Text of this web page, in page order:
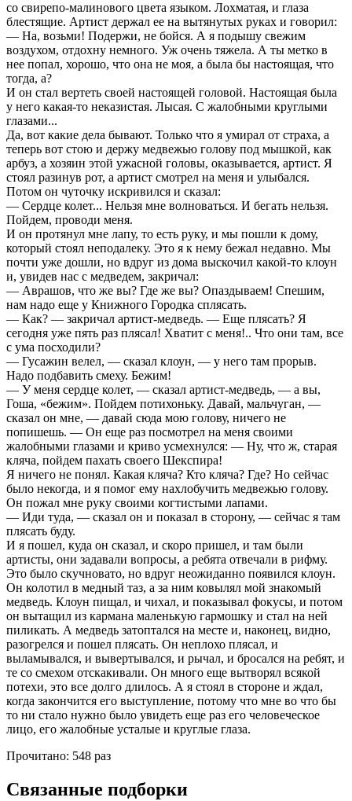
со свирепо-малинового цвета языком. Лохматая, и глаза
блестящие. Артист держал ее на вытянутых руках и говорил:
— На, возьми! Подержи, не бойся. А я подышу свежим
воздухом, отдохну немного. Уж очень тяжела. А ты метко в
нее попал, хорошо, что она не моя, а была бы настоящая, что
тогда, а?
И он стал вертеть своей настоящей головой. Настоящая была
у него какая-то неказистая. Лысая. С жалобными круглыми
глазами...
Да, вот какие дела бывают. Только что я умирал от страха, а
теперь вот стою и держу медвежью голову под мышкой, как
арбуз, а хозяин этой ужасной головы, оказывается, артист. Я
стоял разинув рот, а артист смотрел на меня и улыбался.
Потом он чуточку искривился и сказал:
— Сердце колет... Нельзя мне волноваться. И бегать нельзя.
Пойдем, проводи меня.
И он протянул мне лапу, то есть руку, и мы пошли к дому,
который стоял неподалеку. Это я к нему бежал недавно. Мы
почти уже дошли, но вдруг из дома выскочил какой-то клоун
и, увидев нас с медведем, закричал:
— Аврашов, что же вы? Где же вы? Опаздываем! Спешим,
нам надо еще у Книжного Городка сплясать.
— Как? — закричал артист-медведь. — Еще плясать? Я
сегодня уже пять раз плясал! Хватит с меня!.. Что они там, все
с ума посходили?
— Гусажин велел, — сказал клоун, — у него там прорыв.
Надо подбавить смеху. Бежим!
— У меня сердце колет, — сказал артист-медведь, — а вы,
Гоша, «бежим». Пойдем потихоньку. Давай, мальчуган, —
сказал он мне, — давай сюда мою голову, ничего не
попишешь. — Он еще раз посмотрел на меня своими
жалобными глазами и криво усмехнулся: — Ну, что ж, старая
кляча, пойдем пахать своего Шекспира!
Я ничего не понял. Какая кляча? Кто кляча? Где? Но сейчас
было некогда, и я помог ему нахлобучить медвежью голову.
Он пожал мне руку своими когтистыми лапами.
— Иди туда, — сказал он и показал в сторону, — сейчас я там
плясать буду.
И я пошел, куда он сказал, и скоро пришел, и там были
артисты, они задавали вопросы, а ребята отвечали в рифму.
Это было скучновато, но вдруг неожиданно появился клоун.
Он колотил в медный таз, а за ним ковылял мой знакомый
медведь. Клоун пищал, и чихал, и показывал фокусы, и потом
он вытащил из кармана маленькую гармошку и стал на ней
пиликать. А медведь затоптался на месте и, наконец, видно,
разогрелся и пошел плясать. Он неплохо плясал, и
выламывался, и вывертывался, и рычал, и бросался на ребят, и
те со смехом отскакивали. Он много еще вытворял всякой
потехи, это все долго длилось. А я стоял в стороне и ждал,
когда закончится его выступление, потому что мне во что бы
то ни стало нужно было увидеть еще раз его человеческое
лицо, его жалобные усталые и круглые глаза.
Прочитано: 548 раз
Связанные подборки